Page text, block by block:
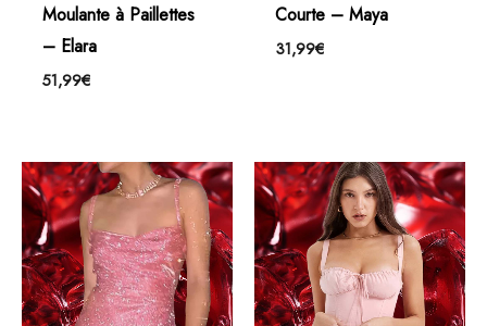
Moulante à Paillettes
– Elara
51,99€
Courte – Maya
31,99€